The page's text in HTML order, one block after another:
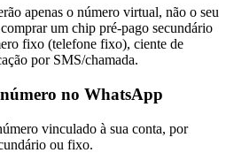
apenas o número virtual, não o seu
um chip pré-pago secundário
fixo (telefone fixo), ciente de
por SMS/chamada.
no WhatsApp
vinculado à sua conta, por
ou fixo.